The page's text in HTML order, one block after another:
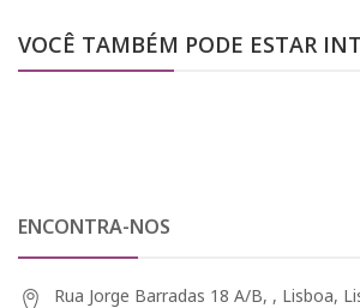
VOCÊ TAMBÉM PODE ESTAR
ENCONTRA-NOS
Rua Jorge Barradas 18 A/B, , Lisboa,